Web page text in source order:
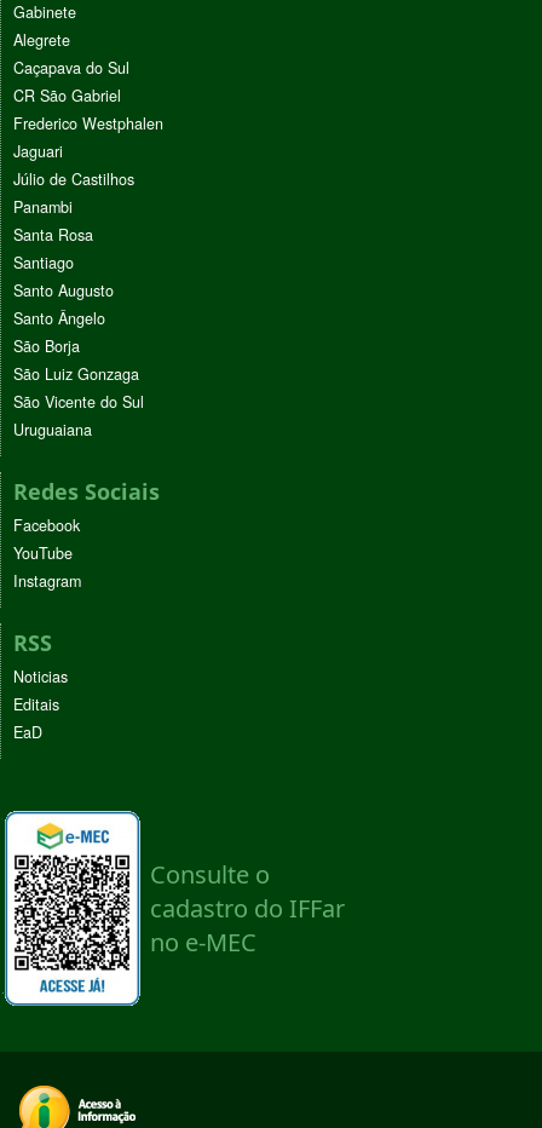
Gabinete
Alegrete
Caçapava do Sul
CR São Gabriel
Frederico Westphalen
Jaguari
Júlio de Castilhos
Panambi
Santa Rosa
Santiago
Santo Augusto
Santo Ângelo
São Borja
São Luiz Gonzaga
São Vicente do Sul
Uruguaiana
Redes Sociais
Facebook
YouTube
Instagram
RSS
Noticias
Editais
EaD